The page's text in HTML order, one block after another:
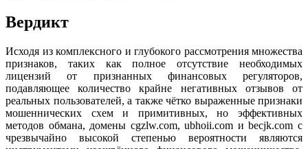
Вердикт
Исходя из комплексного и глубокого рассмотрения множества
признаков, таких как полное отсутствие необходимых
лицензий от признанных финансовых регуляторов,
подавляющее количество крайне негативных отзывов от
реальных пользователей, а также чётко выраженные признаки
мошеннических схем и примитивных, но эффективных
методов обмана, домены cgzlw.com, ubhoii.com и becjk.com с
чрезвычайно высокой степенью вероятности являются